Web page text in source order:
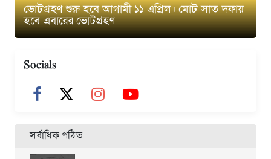
ভোটগ্রহণ শুরু হবে আগামী ১১ এপ্রিল। মোট সাত দফায়
হবে এবারের ভোটগ্রহণ
Socials
সর্বাধিক পঠিত